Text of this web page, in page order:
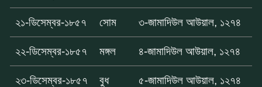
২১-ডিসেম্বর-১৮৫৭ সোম ৩-জামাদিউল আউয়াল, ১২৭৪
২২-ডিসেম্বর-১৮৫৭ মঙ্গল ৪-জামাদিউল আউয়াল, ১২৭৪
২৩-ডিসেম্বর-১৮৫৭ বুধ ৫-জামাদিউল আউয়াল, ১২৭৪